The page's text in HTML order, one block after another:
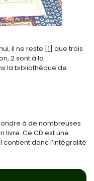
il ne reste 1 que trois
2 sont à la
la bibliothèque de
à de nombreuses
livre. Ce CD est une
contient donc l’intégralité